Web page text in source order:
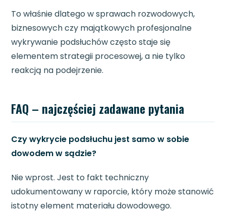
To właśnie dlatego w sprawach rozwodowych,
biznesowych czy majątkowych profesjonalne
wykrywanie podsłuchów często staje się
elementem strategii procesowej, a nie tylko
reakcją na podejrzenie.
FAQ – najczęściej zadawane pytania
Czy wykrycie podsłuchu jest samo w sobie
dowodem w sądzie?
Nie wprost. Jest to fakt techniczny
udokumentowany w raporcie, który może stanowić
istotny element materiału dowodowego.